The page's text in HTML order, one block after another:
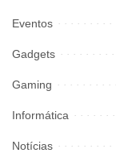
Eventos
Gadgets
Gaming
Informática
Notícias